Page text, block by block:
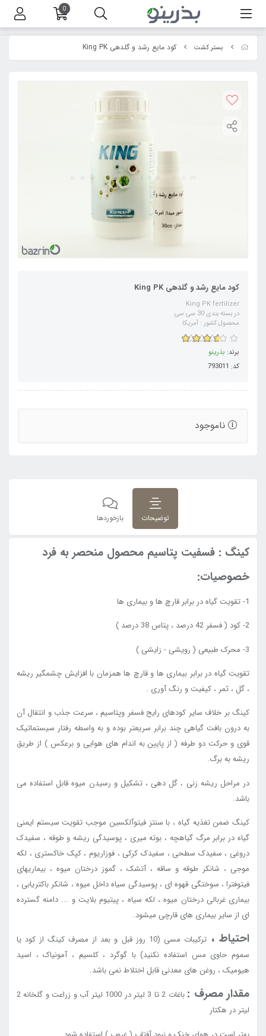
بستر کشت کود مایع رشد و گلدهی King PK
کود مایع رشد و گلدهی King PK
King PK fertilizer
در بسته بندی 30 سی سی
محصول کشور : آمریکا
برند: بذرینو
کد: 793011
ناموجود
توضیحات بازخوردها
کینگ : فسفیت پتاسیم محصول منحصر به فرد
خصوصیات:
1- تقویت گیاه در برابر قارچ ها و بیماری ها
2- کود ( فسفر 42 درصد ، پتاس 38 درصد )
3- محرک طبیعی ( رویشی - زایشی )
تقویت گیاه در برابر بیماری ها و قارچ ها همزمان با افزایش چشمگیر ریشه
، گل ، ثمر ، کیفیت و رنگ آوری .
کینگ بر خلاف سایر کودهای رایج فسفر وپتاسیم ، سرعت جذب و انتقال آن
به درون بافت گیاهی چند برابر سریعتر بوده و به واسطه رفتار سیستماتیک
قوی و حرکت دو طرفه ( از پایین به اندام های هوایی و برعکس ) از طریق
ریشه به برگ.
در مراحل ریشه زنی ، گل دهی ، تشکیل و رسیدن میوه قابل استفاده می
باشد.
کینگ ضمن تغذیه گیاه ، با سنتز فیتوآلکسین موجب تقویت سیستم ایمنی
گیاه در برابر مرگ گیاهچه ، بوته میری ، پوسیدگی ریشه و طوقه ، سفیدک
دروغی ، سفیدک سطحی ، سفیدک کرکی ، فوزاریوم ، کپک خاکستری ، لکه
موجی ، شانکر طوقه و ساقه ، آتشک ، گموز درختان میوه ، بیماریهای
فیتوفترا ، سوختگی قهوه ای ، پوسیدگی سیاه داخل میوه ، شانکر باکتریابی ،
بیماری غربالی درختان میوه ، لکه سیاه ، پیتیوم بلایت و ... دامنه گسترده
ای از سایر بیماری های قارچی میشود.
احتیاط ،
ترکیبات مسی (10 روز قبل و بعد از مصرف کینگ از کود یا
سموم حاوی مس استفاده نکنید) با گوگرد ، کلسیم ، آمونیاک ، اسید
هیومیک ، روغن های معدنی قابل اختلاط نمی باشد.
مقدار مصرف : باغات 2 تا 3 لیتر در 1000 لیتر آب و
زراعت و گلخانه 2
لیتر در هکتار
0